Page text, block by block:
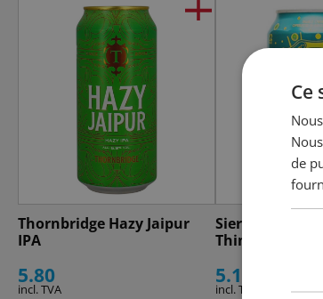
Thornbridge Hazy Jaipur
IPA
5.80
incl. TVA
Sierra Nevada
Thing
5.10
incl. TVA
Ce
de